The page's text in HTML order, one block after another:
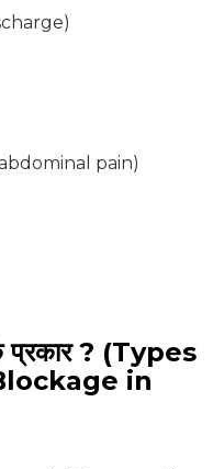
abdominal pain)
प्रकार ? (Types
in